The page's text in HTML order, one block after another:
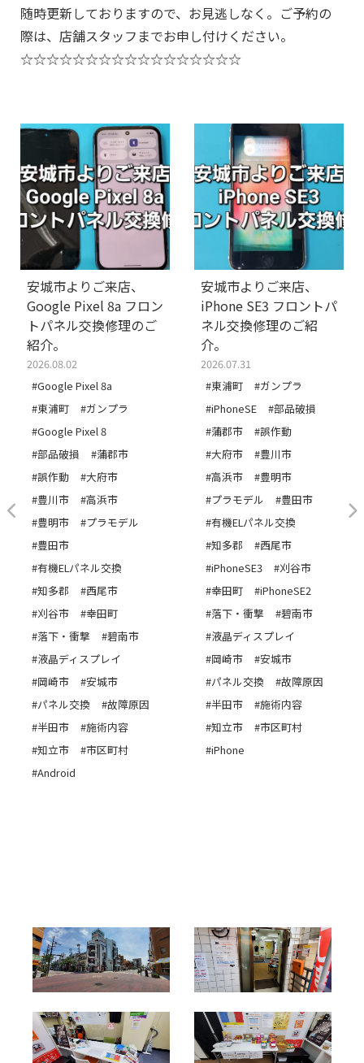
随時更新しておりますので、お見逃しなく。ご予約の
際は、店舗スタッフまでお申し付けください。
☆☆☆☆☆☆☆☆☆☆☆☆☆☆☆☆☆
安城市よりご来店、
Google Pixel 8a フロン
トパネル交換修理のご
紹介。
2026.08.02
#Google Pixel 8a
#東浦町
#ガンプラ
#Google Pixel 8
#部品破損
#蒲郡市
#誤作動
#大府市
#豊川市
#高浜市
#豊明市
#プラモデル
#豊田市
#有機ELパネル交換
#知多郡
#西尾市
#刈谷市
#幸田町
#落下・衝撃
#碧南市
#液晶ディスプレイ
#岡崎市
#安城市
#パネル交換
#故障原因
#半田市
#施術内容
#知立市
#市区町村
#Android
安城市よりご来店、
iPhone SE3 フロントパ
ネル交換修理のご紹
介。
2026.07.31
#東浦町
#ガンプラ
#iPhoneSE
#部品破損
#蒲郡市
#誤作動
#大府市
#豊川市
#高浜市
#豊明市
#プラモデル
#豊田市
#有機ELパネル交換
#知多郡
#西尾市
#iPhoneSE3
#刈谷市
#幸田町
#iPhoneSE2
#落下・衝撃
#碧南市
#液晶ディスプレイ
#岡崎市
#安城市
#パネル交換
#故障原因
#半田市
#施術内容
#知立市
#市区町村
#iPhone